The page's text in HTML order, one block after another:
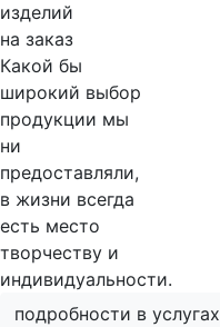
изделий
на заказ
Какой бы
широкий выбор
продукции мы
ни
предоставляли,
в жизни всегда
есть место
творчеству и
индивидуальности.
подробности в услугах